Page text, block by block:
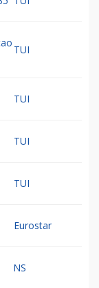
TUI
TUI
TUI
TUI
Eurostar
NS